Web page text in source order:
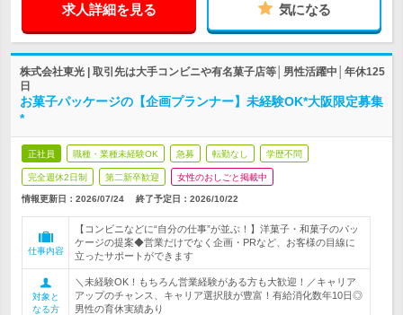
求人詳細を見る 気になる
株式会社東光 | 取引先は大手コンビニや有名菓子店等│男性活躍中│年休125
日
お菓子パッケージの【企画プランナー】未経験OK*大阪限定募集
*
正社員 職種・業種未経験OK 急募 転勤なし 学歴不問
完全週休2日制 第二新卒歓迎 女性のおしごと掲載中
情報更新日：2026/07/24 終了予定日： 2026/10/22
仕事内容
【コンビニなどに“自分の仕事”が並ぶ！】洋菓子・和菓子のパッ
ケージの提案◆営業だけでなく企画・PRなど、お客様の目線に
立ったサポートができます
対象と
なる方
＼未経験OK！もちろん営業経験がある方も大歓迎！／キャリア
アップのチャンス、キャリア選択肢が豊富！有給消化数年10日◎
男性の育休実績あり